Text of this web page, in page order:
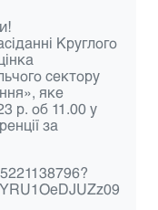
Круглого
сектору
яке
р. об 11.00 у
за